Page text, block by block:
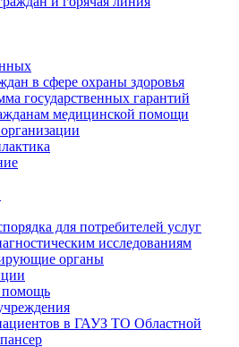
в сфере охраны здоровья
государственных гарантий
медицинской помощи
для потребителей услуг
исследованиям
органы
помощь
в ГАУЗ ТО Областной